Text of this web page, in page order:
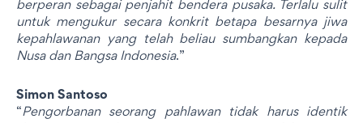
berperan sebagai penjahit bendera pusaka. Terlalu sulit
untuk mengukur secara konkrit betapa besarnya jiwa
kepahlawanan yang telah beliau sumbangkan kepada
Nusa dan Bangsa Indonesia.”
Simon Santoso
“Pengorbanan seorang pahlawan tidak harus identik